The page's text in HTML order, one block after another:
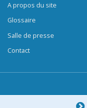
A propos du site
Glossaire
Salle de presse
Contact